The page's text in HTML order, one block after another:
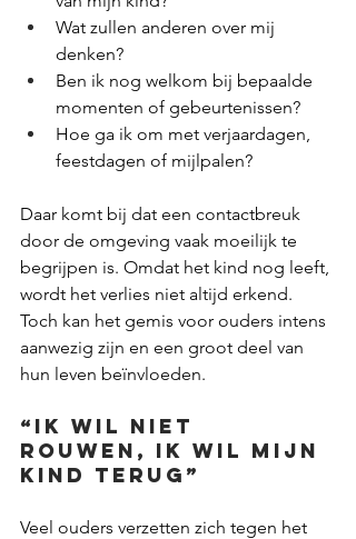
Wat zullen anderen over mij
denken?
Ben ik nog welkom bij bepaalde
momenten of gebeurtenissen?
Hoe ga ik om met verjaardagen,
feestdagen of mijlpalen?
Daar komt bij dat een contactbreuk
door de omgeving vaak moeilijk te
begrijpen is. Omdat het kind nog leeft,
wordt het verlies niet altijd erkend.
Toch kan het gemis voor ouders intens
aanwezig zijn en een groot deel van
hun leven beïnvloeden.
“Ik wil niet
rouwen, ik wil mijn
kind terug”
Veel ouders verzetten zich tegen het